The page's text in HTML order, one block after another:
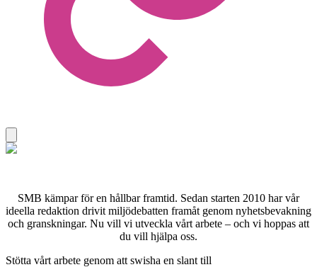
SMB kämpar för en hållbar framtid. Sedan starten 2010 har vår
ideella redaktion drivit miljödebatten framåt genom nyhetsbevakning
och granskningar. Nu vill vi utveckla vårt arbete – och vi hoppas att
du vill hjälpa oss.
Stötta vårt arbete genom att swisha en slant till